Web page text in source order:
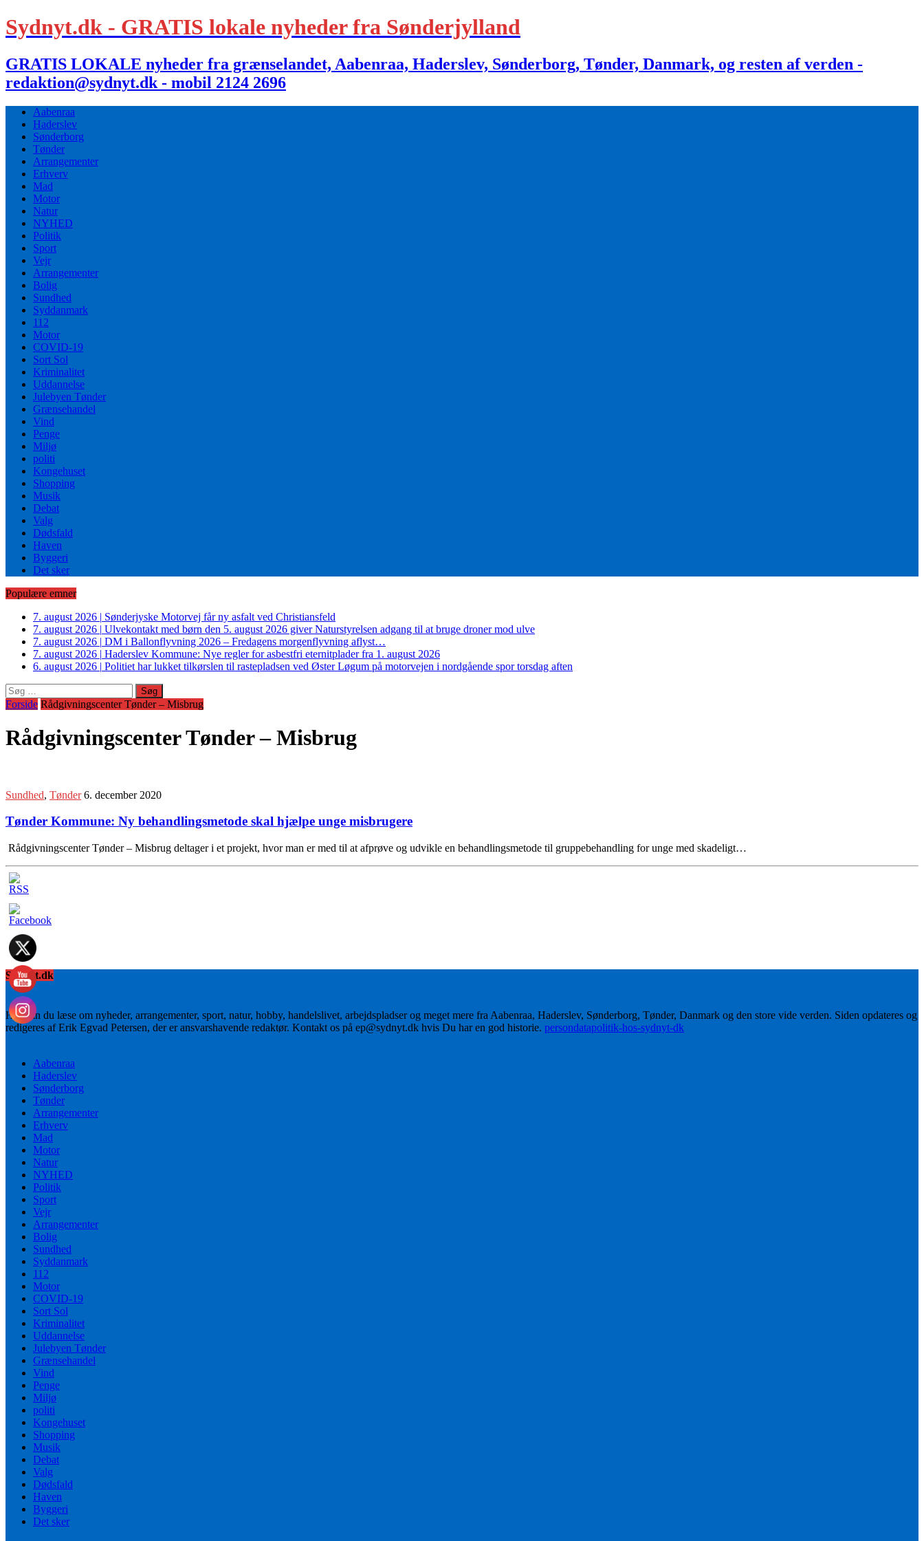
Sydnyt.dk - GRATIS lokale nyheder fra Sønderjylland
GRATIS LOKALE nyheder fra grænselandet, Aabenraa, Haderslev, Sønderborg, Tønder, Danmark, og resten af verden -
redaktion@sydnyt.dk - mobil 2124 2696
Aabenraa
Haderslev
Sønderborg
Tønder
Arrangementer
Erhverv
Mad
Motor
Natur
NYHED
Politik
Sport
Vejr
Arrangementer
Bolig
Sundhed
Syddanmark
112
Motor
COVID-19
Sort Sol
Kriminalitet
Uddannelse
Julebyen Tønder
Grænsehandel
Vind
Penge
Miljø
politi
Kongehuset
Shopping
Musik
Debat
Valg
Dødsfald
Haven
Byggeri
Det sker
Populære emner
7. august 2026 | Sønderjyske Motorvej får ny asfalt ved Christiansfeld
7. august 2026 | Ulvekontakt med børn den 5. august 2026 giver Naturstyrelsen adgang til at bruge droner mod ulve
7. august 2026 | DM i Ballonflyvning 2026 – Fredagens morgenflyvning aflyst…
7. august 2026 | Haderslev Kommune: Nye regler for asbestfri eternitplader fra 1. august 2026
6. august 2026 | Politiet har lukket tilkørslen til rastepladsen ved Øster Løgum på motorvejen i nordgående spor torsdag aften
Søg
efter:
Forside Rådgivningscenter Tønder – Misbrug
Rådgivningscenter Tønder – Misbrug
Sundhed, Tønder 6. december 2020
Tønder Kommune: Ny behandlingsmetode skal hjælpe unge misbrugere
Rådgivningscenter Tønder – Misbrug deltager i et projekt, hvor man er med til at afprøve og udvikle en behandlingsmetode til gruppebehandling for unge med skadeligt…
Sydnyt.dk
Her kan du læse om nyheder, arrangementer, sport, natur, hobby, handelslivet, arbejdspladser og meget mere fra Aabenraa, Haderslev, Sønderborg, Tønder, Danmark og den store vide verden. Siden opdateres og
redigeres af Erik Egvad Petersen, der er ansvarshavende redaktør. Kontakt os på ep@sydnyt.dk hvis Du har en god historie. persondatapolitik-hos-sydnyt-dk
Aabenraa
Haderslev
Sønderborg
Tønder
Arrangementer
Erhverv
Mad
Motor
Natur
NYHED
Politik
Sport
Vejr
Arrangementer
Bolig
Sundhed
Syddanmark
112
Motor
COVID-19
Sort Sol
Kriminalitet
Uddannelse
Julebyen Tønder
Grænsehandel
Vind
Penge
Miljø
politi
Kongehuset
Shopping
Musik
Debat
Valg
Dødsfald
Haven
Byggeri
Det sker